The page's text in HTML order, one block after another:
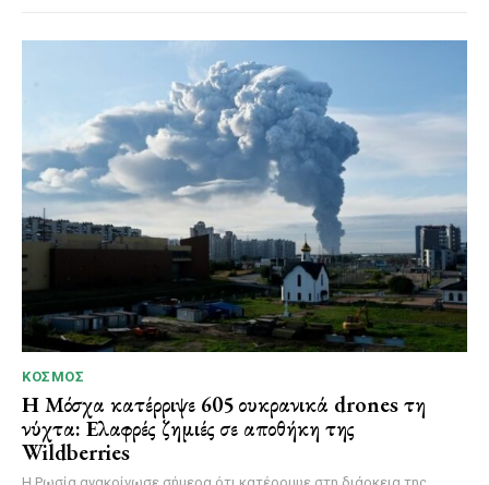
ΚΌΣΜΟΣ
Η Μόσχα κατέρριψε 605 ουκρανικά drones τη
νύχτα: Ελαφρές ζημιές σε αποθήκη της
Wildberries